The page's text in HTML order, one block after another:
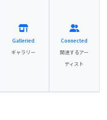
Galleried
ギャラリー
Connected
関連するアー
ティスト